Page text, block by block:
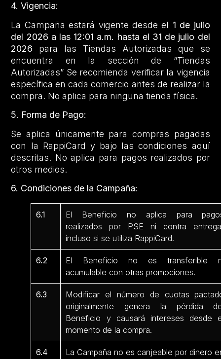
4. Vigencia:
La Campaña estará vigente desde el 1 de julio
del 2026 a las 12:01 a.m. hasta el 31 de julio del
2026 para las Tiendas Autorizadas que se
encuentra en la sección de “Tiendas
Autorizadas” Se recomienda verificar la vigencia
específica en cada comercio antes de realizar la
compra. No aplica para ninguna tienda física.
5. Forma de Pago:
Se aplica únicamente para compras pagadas
con la RappiCard y bajo las condiciones aquí
descritas. No aplica para pagos realizados por
otros medios.
6. Condiciones de la Campaña:
6.1
El Beneficio no aplica para
realizados por PSE ni contra
incluso si se utiliza RappiCard.
6.2
El Beneficio no es transferible
acumulable con otras promociones.
6.3
Modificar el número de cuotas
originalmente genera la pérdida
Beneficio y causará intereses desde
momento de la compra.
6.4
La Campaña no es canjeable por dinero